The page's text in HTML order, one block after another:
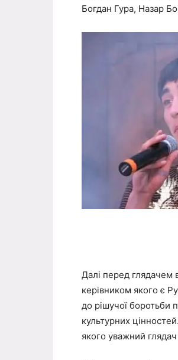
Богдан Гура, Назар
Далі перед глядачем
керівником якого є
до рішучої боротьби
культурних
якого уважний